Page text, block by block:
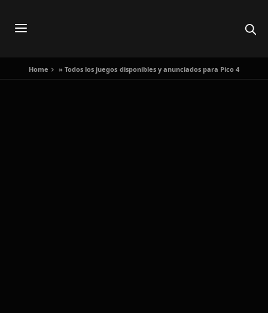
Home »Todos los juegos disponibles y anunciados para Pico 4